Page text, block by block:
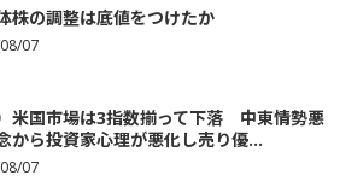
株の調整は底値をつけたか
07
）米国市場は3指数揃って下落 中東情勢悪
から投資家心理が悪化し売り優...
07